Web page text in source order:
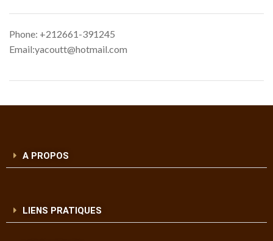
Phone: +212661-391245
Email:yacoutt@hotmail.com
A PROPOS
LIENS PRATIQUES